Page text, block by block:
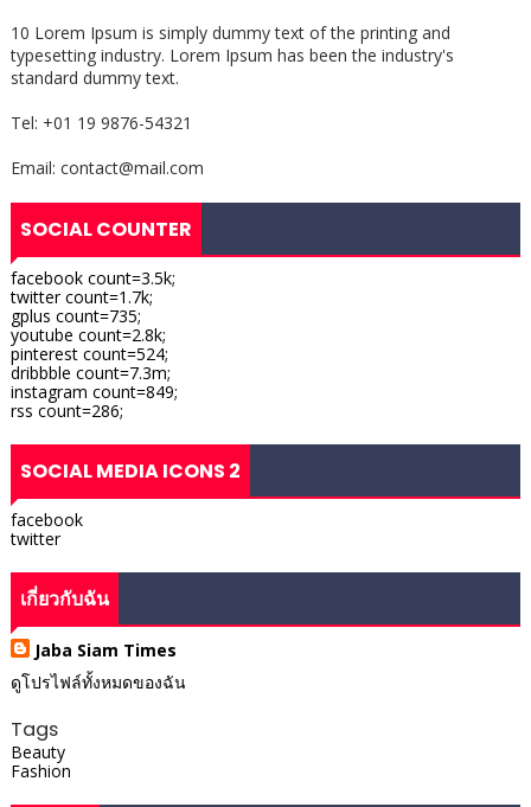
10 Lorem Ipsum is simply dummy text of the printing and
typesetting industry. Lorem Ipsum has been the industry's
standard dummy text.
Tel: +01 19 9876-54321
Email: contact@mail.com
SOCIAL COUNTER
facebook count=3.5k;
twitter count=1.7k;
gplus count=735;
youtube count=2.8k;
pinterest count=524;
dribbble count=7.3m;
instagram count=849;
rss count=286;
SOCIAL MEDIA ICONS 2
facebook
twitter
เกี่ยวกับฉัน
Jaba Siam Times
ดูโปรไฟล์ทั้งหมดของฉัน
Tags
Beauty
Fashion